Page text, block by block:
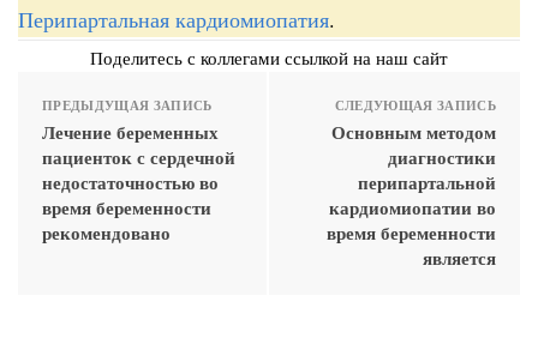
Перипартальная кардиомиопатия.
Поделитесь с коллегами ссылкой на наш сайт
ПРЕДЫДУЩАЯ ЗАПИСЬ
Лечение беременных
пациенток с сердечной
недостаточностью во
время беременности
рекомендовано
СЛЕДУЮЩАЯ ЗАПИСЬ
Основным методом
диагностики
перипартальной
кардиомиопатии во
время беременности
является